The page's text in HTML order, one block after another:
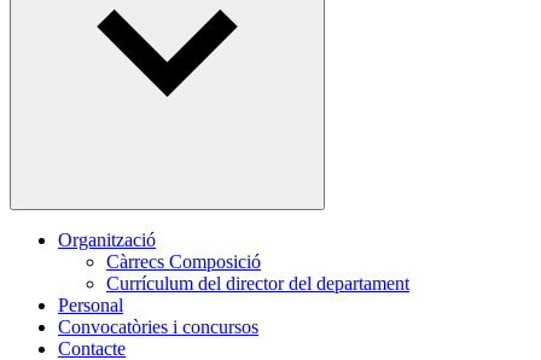
Organització
Càrrecs Composició
Currículum del director del departament
Personal
Convocatòries i concursos
Contacte